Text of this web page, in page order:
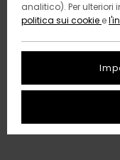
analitico). Per
politica sui cookie e